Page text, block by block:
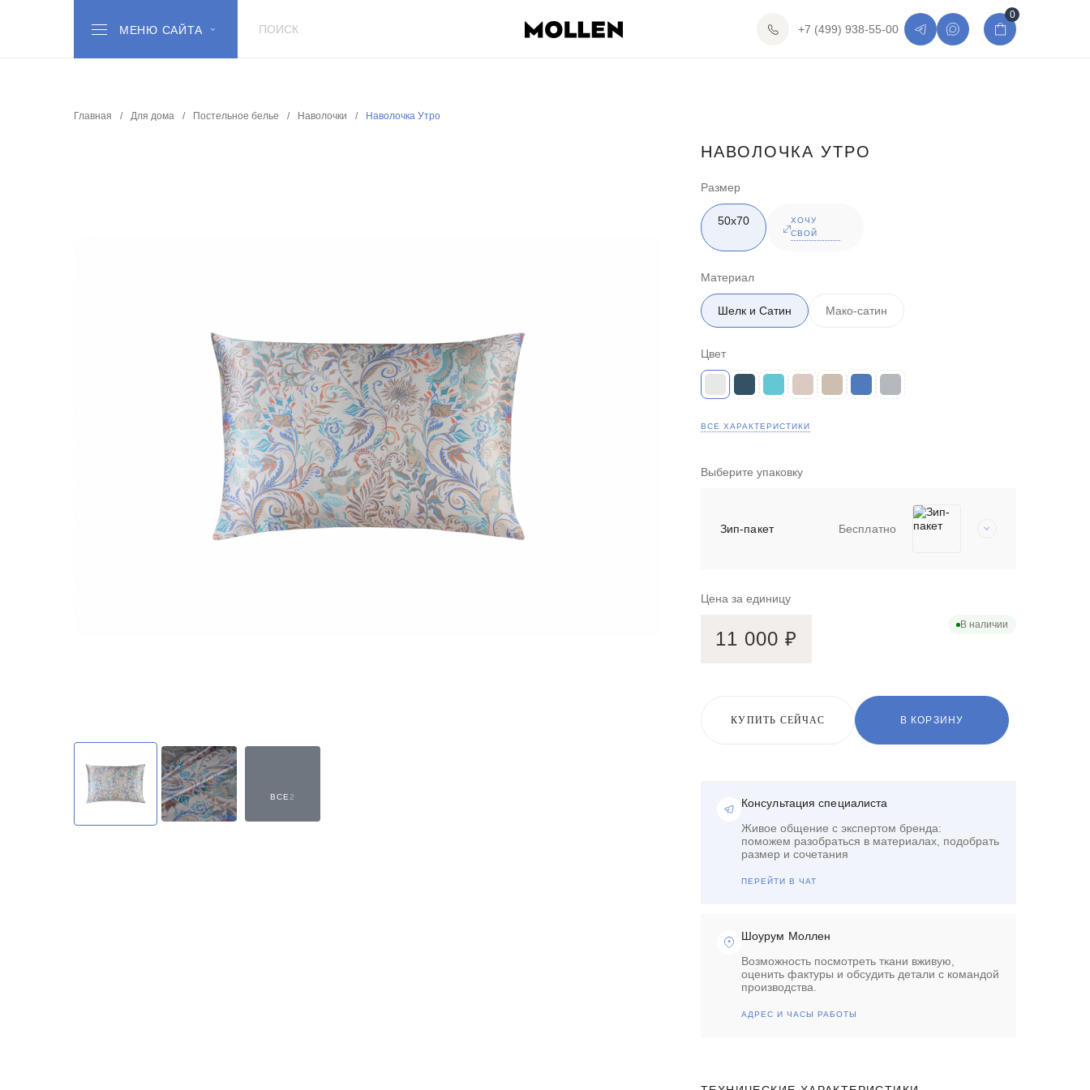
МЕНЮ САЙТА +7 (499) 938-55-00
0
Главная Для дома Постельное белье Наволочки Наволочка Утро
ВСЕ 2
НАВОЛОЧКА УТРО
Размер
50х70
ХОЧУ
СВОЙ
Материал
Шелк и Сатин Мако-сатин
Цвет
ВСЕ ХАРАКТЕРИСТИКИ
Выберите упаковку
Зип-пакет Бесплатно
Цена за единицу
11 000 ₽
В наличии
КУПИТЬ СЕЙЧАС В КОРЗИНУ
Консультация специалиста
Живое общение с экспертом бренда:
поможем разобраться в материалах, подобрать
размер и сочетания
ПЕРЕЙТИ В ЧАТ
Шоурум Моллен
Возможность посмотреть ткани вживую,
оценить фактуры и обсудить детали с командой
производства.
АДРЕС И ЧАСЫ РАБОТЫ